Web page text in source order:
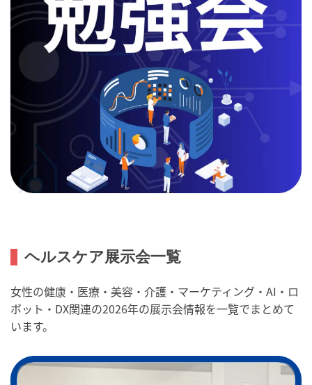
ヘルスケア展示会一覧
女性の健康・医療・美容・介護・マーケティング・AI・ロ
ボット・DX関連の2026年の展示会情報を一覧でまとめて
います。